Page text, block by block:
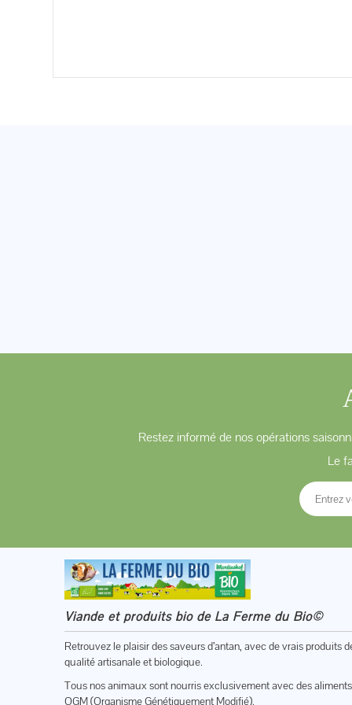
Restez informé de nos opérations
Le
Viande et produits bio de La Ferme du Bio©
Retrouvez le plaisir des saveurs d’antan, avec de vrais produits
qualité artisanale et biologique.
Tous nos animaux sont nourris exclusivement avec des
OGM (Organisme Génétiquement Modifié).